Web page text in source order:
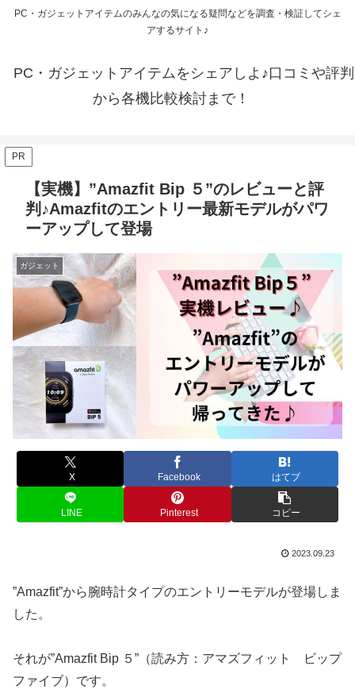
PC・ガジェットアイテムのみんなの気になる疑問などを調査・検証してシェ
アするサイト♪
PC・ガジェットアイテムをシェアしよ♪口コミや評判
から各機比較検討まで！
PR
【実機】”Amazfit Bip ５”のレビューと評
判♪Amazfitのエントリー最新モデルがパワ
ーアップして登場
ガジェット
X Facebook はてブ
LINE Pinterest コピー
2023.09.23
”Amazfit”から腕時計タイプのエントリーモデルが登場しま
した。
それが”Amazfit Bip ５”（読み方：アマズフィット ビップ
ファイブ）です。